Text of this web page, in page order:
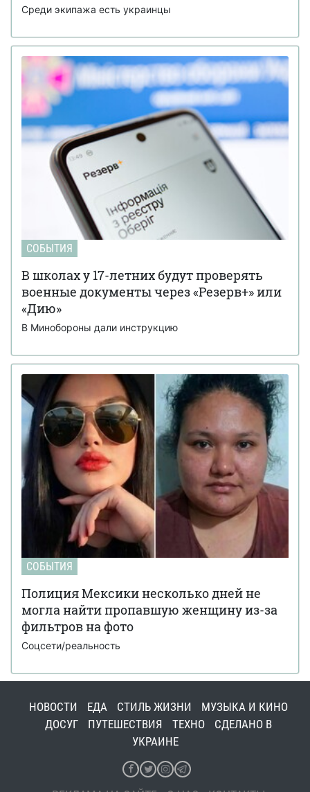
Среди экипажа есть украинцы
СОБЫТИЯ
В школах у 17-летних будут проверять
военные документы через «Резерв+» или
«Дию»
В Минобороны дали инструкцию
СОБЫТИЯ
Полиция Мексики несколько дней не
могла найти пропавшую женщину из-за
фильтров на фото
Соцсети/реальность
НОВОСТИ ЕДА СТИЛЬ ЖИЗНИ
МУЗЫКА И КИНО
ДОСУГ
ПУТЕШЕСТВИЯ ТЕХНО
СДЕЛАНО В
УКРАИНЕ